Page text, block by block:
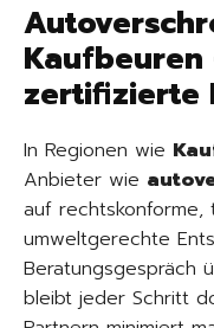
zertifizierte
In Regionen wie
Anbieter wie
auf rechtskonforme,
umweltgerechte
Beratungsgespräch
bleibt jeder Schritt